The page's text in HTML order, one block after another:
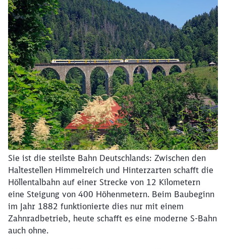
Sie ist die steilste Bahn Deutschlands: Zwischen den
Haltestellen Himmelreich und Hinterzarten schafft die
Höllentalbahn auf einer Strecke von 12 Kilometern
eine Steigung von 400 Höhenmetern. Beim Baubeginn
im Jahr 1882 funktionierte dies nur mit einem
Zahnradbetrieb, heute schafft es eine moderne S-Bahn
auch ohne.